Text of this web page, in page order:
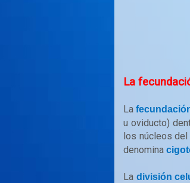
La
La
u oviducto)
los núcleos
denomina
La división